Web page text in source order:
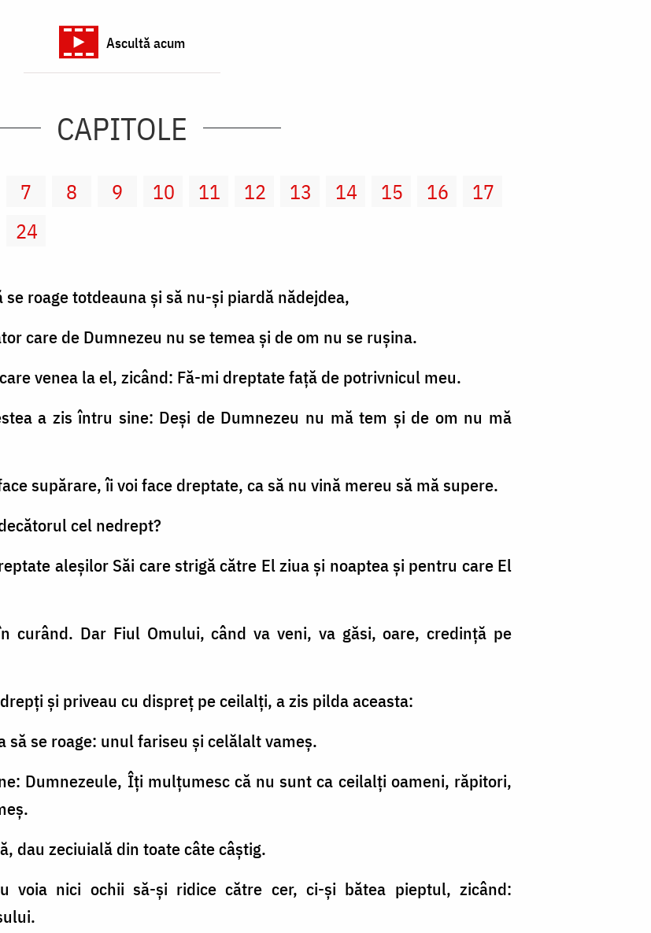
Ascultă acum
CAPITOLE
7 8 9 10 11 12 13 14 15 16
17
24
roage totdeauna şi să nu-şi piardă nădejdea,
care de Dumnezeu nu se temea şi de om nu se ruşina.
venea la el, zicând: Fă-mi dreptate faţă de potrivnicul meu.
a zis întru sine: Deşi de Dumnezeu nu mă tem şi de om nu mă
supărare, îi voi face dreptate, ca să nu vină mereu să mă supere.
cel nedrept?
aleşilor Săi care strigă către El ziua şi noaptea şi pentru care El
curând. Dar Fiul Omului, când va veni, va găsi, oare, credinţă pe
şi priveau cu dispreţ pe ceilalţi, a zis pilda aceasta:
să se roage: unul fariseu şi celălalt vameş.
Dumnezeule, Îţi mulţumesc că nu sunt ca ceilalţi oameni, răpitori,
dau zeciuială din toate câte câştig.
voia nici ochii să-şi ridice către cer, ci-şi bătea pieptul, zicând: